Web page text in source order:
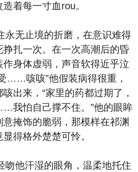
着每一寸血rou。
无止境的折磨，在意识难得
扎一次。在一次高潮后的昏
身体虚弱，声音软得近乎泣
……咳咳”他假装病得很重，
出来，“家里的药都过期了，
我怕自己撑不住。”他的眼眸
掩饰的脆弱，那模样在祁渊
得格外楚楚可怜。
他汗湿的眼角，温柔地托住